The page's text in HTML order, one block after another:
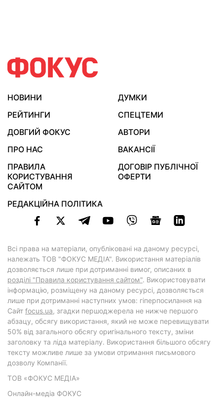
НОВИНИ
ДУМКИ
РЕЙТИНГИ
СПЕЦТЕМИ
ДОВГИЙ ФОКУС
АВТОРИ
ПРО НАС
ВАКАНСІЇ
ПРАВИЛА
КОРИСТУВАННЯ
САЙТОМ
ДОГОВІР ПУБЛІЧНОЇ
ОФЕРТИ
РЕДАКЦІЙНА ПОЛІТИКА
Всі права на матеріали, опубліковані на даному ресурсі,
належать ТОВ "ФОКУС МЕДІА". Використання матеріалів
дозволяється лише при дотриманні вимог, описаних в
розділі "Правила користування сайтом". Використовувати
інформацію, розміщену на даному ресурсі, дозволяється
лише при дотриманні наступних умов: гіперпосилання на
Cайт focus.ua, згадки першоджерела не нижче першого
абзацу, обсягу використання, який не може перевищувати
50% від загального обсягу оригінального тексту, зміни
заголовку та ліда матеріалу. Використання більшого обсягу
тексту можливе лише за умови отримання письмового
дозволу Компанії.
ТОВ «ФОКУС МЕДІА»
Онлайн-медіа ФОКУС